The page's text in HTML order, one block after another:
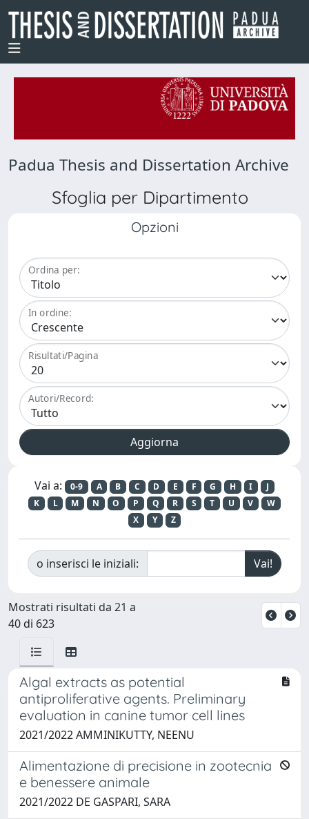
Padua Thesis and Dissertation Archive
Sfoglia per Dipartimento
Opzioni
Ordina per:
In ordine:
Risultati/Pagina
Autori/Record:
Vai a: 0-9 A B C D E F G H I
J
K
L M N O P Q R S T U V
W
X
Y Z
o inserisci le iniziali:
Mostrati risultati da 21 a
40 di 623
Algal extracts as potential
antiproliferative agents. Preliminary
evaluation in canine tumor cell lines
2021/2022 AMMINIKUTTY, NEENU
Alimentazione di precisione in zootecnia
e benessere animale
2021/2022 DE GASPARI, SARA